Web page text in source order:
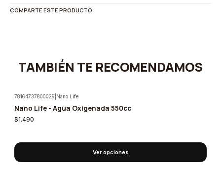
COMPARTE ESTE PRODUCTO
TAMBIÉN TE RECOMENDAMOS
78164737800029 Nano Life
Nano Life - Agua Oxigenada 550cc
$1.490
Ver opciones